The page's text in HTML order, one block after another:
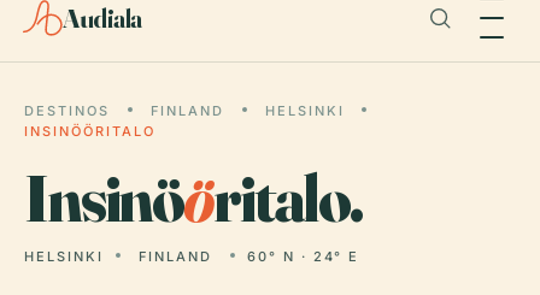
Audiala
DESTINOS FINLAND
HELSINKI
INSINÖÖRITALO
Insinööritalo.
HELSINKI FINLAND 60° N · 24° E